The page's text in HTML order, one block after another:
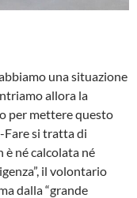
una situazione
allora la
per mettere questo
Fare si tratta di
è né calcolata né
il volontario
dalla “grande